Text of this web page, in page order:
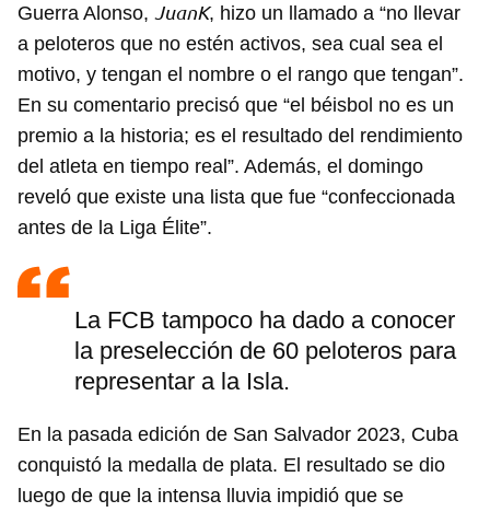
Guerra Alonso, JuanK, hizo un llamado a “no llevar
a peloteros que no estén activos, sea cual sea el
motivo, y tengan el nombre o el rango que tengan”.
En su comentario precisó que “el béisbol no es un
premio a la historia; es el resultado del rendimiento
del atleta en tiempo real”. Además, el domingo
reveló que existe una lista que fue “confeccionada
antes de la Liga Élite”.
La FCB tampoco ha dado a conocer
la preselección de 60 peloteros para
representar a la Isla.
En la pasada edición de San Salvador 2023, Cuba
conquistó la medalla de plata. El resultado se dio
luego de que la intensa lluvia impidió que se